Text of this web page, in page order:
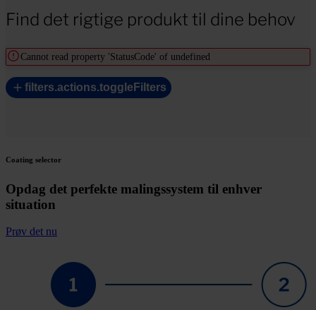
Find det rigtige produkt til dine behov
Cannot read property 'StatusCode' of undefined
filters.actions.toggleFilters
Coating selector
Opdag det perfekte malingssystem til enhver
situation
Prøv det nu